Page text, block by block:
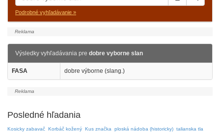
Podrobné vyhľadávanie »
Výsledky vyhľadávania pre dobre vyborne slan
FASA dobre výborne (slang.)
Posledné hľadania
Kosicky zabavač Korbáč kožený Kus značka ploská nádoba (historicky) talianska tla